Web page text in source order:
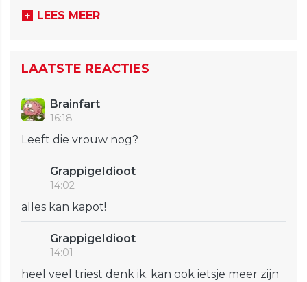
LEES MEER
LAATSTE REACTIES
Brainfart
16:18
Leeft die vrouw nog?
GrappigeIdioot
14:02
alles kan kapot!
GrappigeIdioot
14:01
heel veel triest denk ik. kan ook ietsje meer zijn